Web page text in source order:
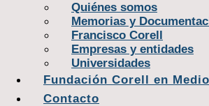
Quiénes somos
Memorias y
Francisco Corell
Empresas y entidades
Universidades
Fundación Corell en
Contacto